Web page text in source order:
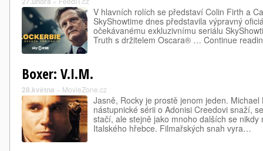
V hlavních rolích se představí Colin Firth a
SkyShowtime dnes představila výpravný
očekávanému exkluzivnímu seriálu
Truth s držitelem Oscara® … Continue
Boxer: V.I.M.
28.května » MovieZone.cz
Jasně, Rocky je prostě jenom jeden. Michael
nástupnické sérii o Adonisi Creedovi snaží,
stačí, ale stejně jako mnoho dalších se
Italského hřebce. Filmařských snah vyra…